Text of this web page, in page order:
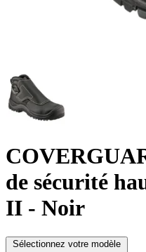
de sécurité
II - Noir
Sélectionnez votre modèle